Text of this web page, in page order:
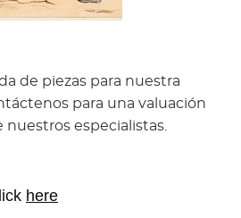
de piezas para nuestra
para una valuación
especialistas.
here